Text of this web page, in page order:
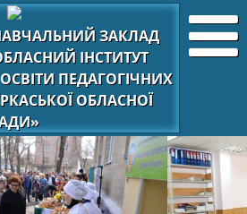
ЗАКЛАД
ІНСТИТУТ
ПЕДАГОГІЧНИХ
ОБЛАСНОЇ